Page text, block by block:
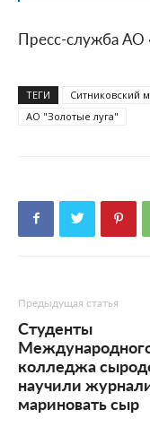
Пресс-служба АО
ТЕГИ Ситниковский
АО "Золотые луга"
Предыдущая статья
Студенты
колледжа
научили
мариновать сыр